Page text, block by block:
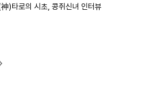
)타로의 시초, 콩쥐신녀 인터뷰